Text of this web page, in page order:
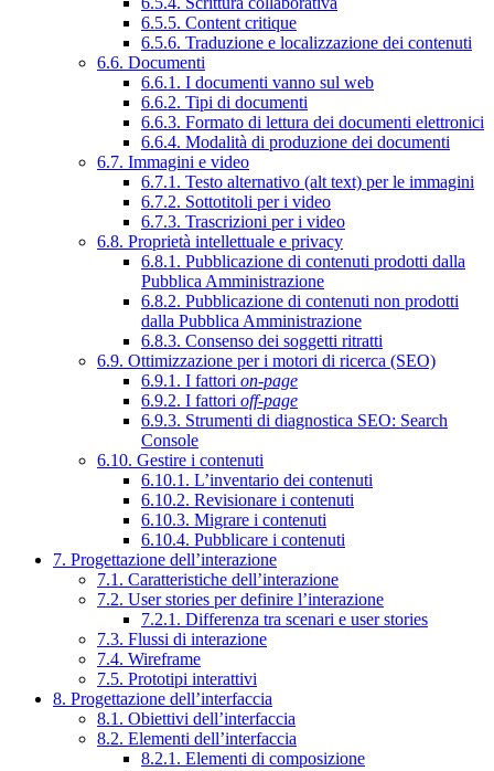
6.5.5. Content critique
6.5.6. Traduzione e localizzazione dei contenuti
6.6. Documenti
6.6.1. I documenti vanno sul web
6.6.2. Tipi di documenti
6.6.3. Formato di lettura dei documenti elettronici
6.6.4. Modalità di produzione dei documenti
6.7. Immagini e video
6.7.1. Testo alternativo (alt text) per le immagini
6.7.2. Sottotitoli per i video
6.7.3. Trascrizioni per i video
6.8. Proprietà intellettuale e privacy
6.8.1. Pubblicazione di contenuti prodotti dalla
Pubblica Amministrazione
6.8.2. Pubblicazione di contenuti non prodotti
dalla Pubblica Amministrazione
6.8.3. Consenso dei soggetti ritratti
6.9. Ottimizzazione per i motori di ricerca (SEO)
6.9.1. I fattori on-page
6.9.2. I fattori off-page
6.9.3. Strumenti di diagnostica SEO: Search
Console
6.10. Gestire i contenuti
6.10.1. L’inventario dei contenuti
6.10.2. Revisionare i contenuti
6.10.3. Migrare i contenuti
6.10.4. Pubblicare i contenuti
7. Progettazione dell’interazione
7.1. Caratteristiche dell’interazione
7.2. User stories per definire l’interazione
7.2.1. Differenza tra scenari e user stories
7.3. Flussi di interazione
7.4. Wireframe
7.5. Prototipi interattivi
8. Progettazione dell’interfaccia
8.1. Obiettivi dell’interfaccia
8.2. Elementi dell’interfaccia
8.2.1. Elementi di composizione